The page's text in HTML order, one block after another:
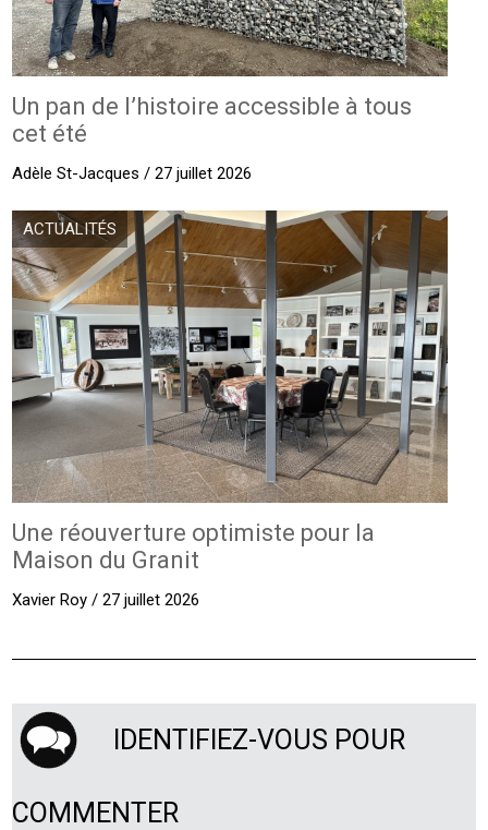
Un pan de l’histoire accessible à tous
cet été
Adèle St-Jacques / 27 juillet 2026
ACTUALITÉS
Une réouverture optimiste pour la
Maison du Granit
Xavier Roy / 27 juillet 2026
IDENTIFIEZ-VOUS POUR
COMMENTER